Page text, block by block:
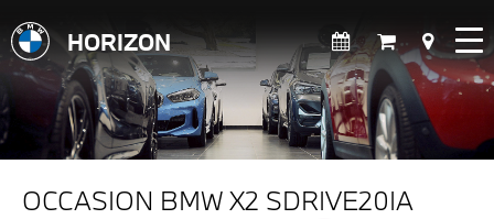
HORIZON
OCCASION BMW X2 SDRIVE20IA